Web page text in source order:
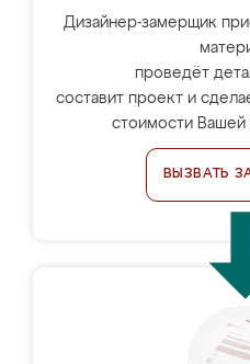
Дизайнер-замерщик
проведёт
составит проект и
стоимости
ВЫЗВАТЬ